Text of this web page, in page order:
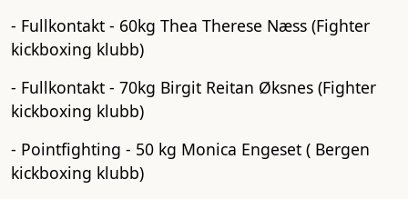
- Fullkontakt - 60kg Thea Therese Næss (Fighter
kickboxing klubb)
- Fullkontakt - 70kg Birgit Reitan Øksnes (Fighter
kickboxing klubb)
- Pointfighting - 50 kg Monica Engeset ( Bergen
kickboxing klubb)